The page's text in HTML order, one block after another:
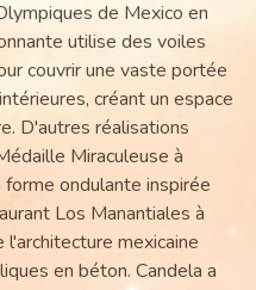
de Mexico en
utilise des voiles
couvrir une vaste portée
créant un espace
D'autres réalisations
Miraculeuse à
ondulante inspirée
Los Manantiales à
mexicaine
en béton. Candela a